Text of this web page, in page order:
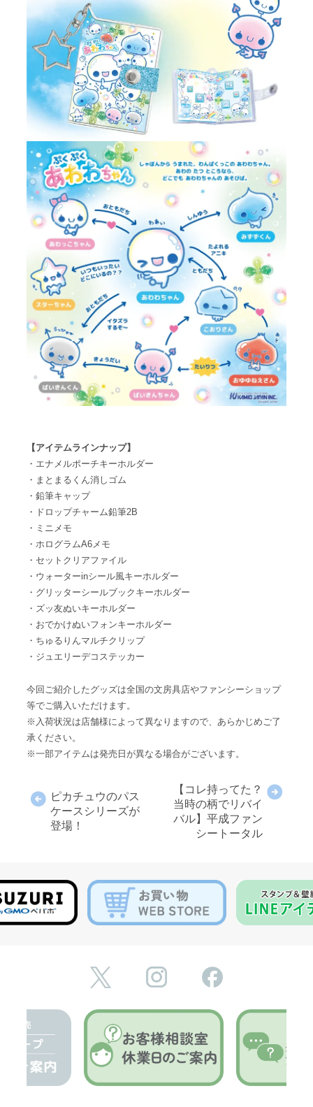
【アイテムラインナップ】
・エナメルポーチキーホルダー
・まとまるくん消しゴム
・鉛筆キャップ
・ドロップチャーム鉛筆2B
・ミニメモ
・ホログラムA6メモ
・セットクリアファイル
・ウォーターinシール風キーホルダー
・グリッターシールブックキーホルダー
・ズッ友ぬいキーホルダー
・おでかけぬいフォンキーホルダー
・ちゅるりんマルチクリップ
・ジュエリーデコステッカー
今回ご紹介したグッズは全国の文房具店やファンシーショップ
等でご購入いただけます。
※入荷状況は店舗様によって異なりますので、あらかじめご了
承ください。
※一部アイテムは発売日が異なる場合がございます。
ピカチュウのパス
ケースシリーズが
登場！
【コレ持ってた？
当時の柄でリバイ
バル】平成ファン
シートータル